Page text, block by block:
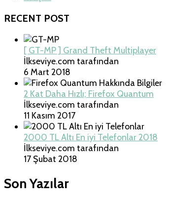
RECENT POST
[ GT-MP ] Grand Theft Multiplayer
İlkseviye.com tarafından
6 Mart 2018
2 Kat Daha Hızlı; Firefox Quantum
İlkseviye.com tarafından
11 Kasım 2017
2000 TL Altı En iyi Telefonlar 2018
İlkseviye.com tarafından
17 Şubat 2018
Son Yazılar